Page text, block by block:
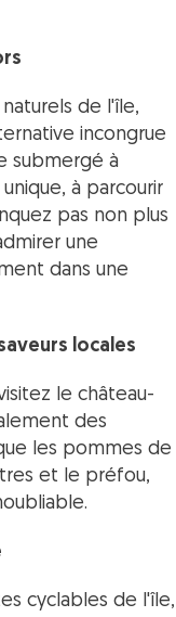
de l'île,
incongrue
submergé à
à parcourir
pas non plus
une
dans une
locales
le château-
des
les pommes de
et le préfou,
cyclables de l'île,